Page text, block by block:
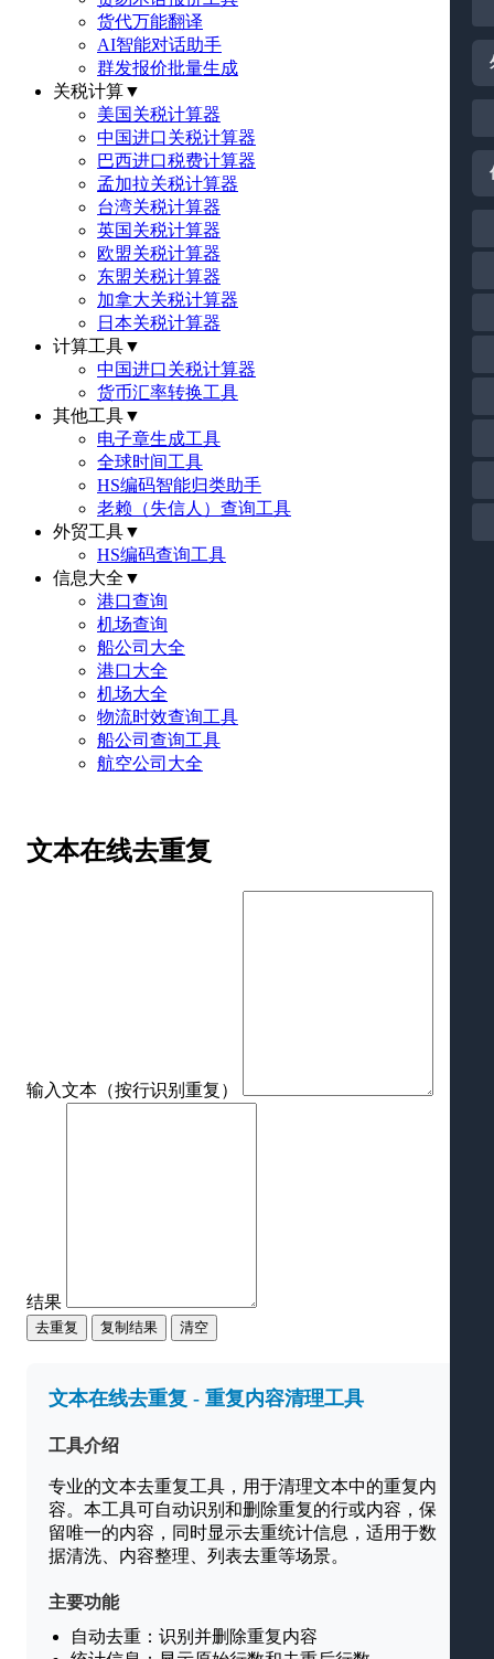
货代万能翻译
AI智能对话助手
群发报价批量生成
关税计算▼
美国关税计算器
中国进口关税计算器
巴西进口税费计算器
孟加拉关税计算器
台湾关税计算器
英国关税计算器
欧盟关税计算器
东盟关税计算器
加拿大关税计算器
日本关税计算器
计算工具▼
中国进口关税计算器
货币汇率转换工具
其他工具▼
电子章生成工具
全球时间工具
HS编码智能归类助手
老赖（失信人）查询工具
外贸工具▼
HS编码查询工具
信息大全 ▼
港口查询
机场查询
船公司大全
港口大全
机场大全
物流时效查询工具
船公司查询工具
航空公司大全
文本在线去重复
输入文本（按行识别重复）
结果
去重复 复制结果 清空
文本在线去重复 - 重复内容清理工具
工具介绍
专业的文本去重复工具，用于清理文本中的重复内
容。本工具可自动识别和删除重复的行或内容，保
留唯一的内容，同时显示去重统计信息，适用于数
据清洗、内容整理、列表去重等场景。
主要功能
自动去重：识别并删除重复内容